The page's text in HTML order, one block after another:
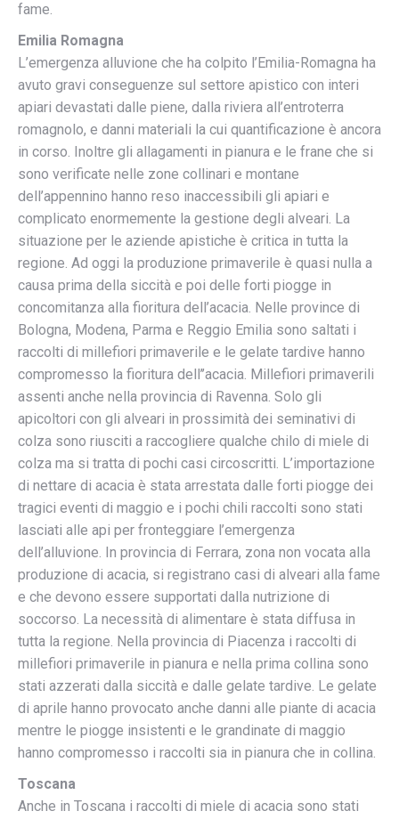
fame.
Emilia Romagna
L’emergenza alluvione che ha colpito l’Emilia-Romagna ha
avuto gravi conseguenze sul settore apistico con interi
apiari devastati dalle piene, dalla riviera all’entroterra
romagnolo, e danni materiali la cui quantificazione è ancora
in corso. Inoltre gli allagamenti in pianura e le frane che si
sono verificate nelle zone collinari e montane
dell’appennino hanno reso inaccessibili gli apiari e
complicato enormemente la gestione degli alveari. La
situazione per le aziende apistiche è critica in tutta la
regione. Ad oggi la produzione primaverile è quasi nulla a
causa prima della siccità e poi delle forti piogge in
concomitanza alla fioritura dell’acacia. Nelle province di
Bologna, Modena, Parma e Reggio Emilia sono saltati i
raccolti di millefiori primaverile e le gelate tardive hanno
compromesso la fioritura dell’’acacia. Millefiori primaverili
assenti anche nella provincia di Ravenna. Solo gli
apicoltori con gli alveari in prossimità dei seminativi di
colza sono riusciti a raccogliere qualche chilo di miele di
colza ma si tratta di pochi casi circoscritti. L’importazione
di nettare di acacia è stata arrestata dalle forti piogge dei
tragici eventi di maggio e i pochi chili raccolti sono stati
lasciati alle api per fronteggiare l’emergenza
dell’alluvione. In provincia di Ferrara, zona non vocata alla
produzione di acacia, si registrano casi di alveari alla fame
e che devono essere supportati dalla nutrizione di
soccorso. La necessità di alimentare è stata diffusa in
tutta la regione. Nella provincia di Piacenza i raccolti di
millefiori primaverile in pianura e nella prima collina sono
stati azzerati dalla siccità e dalle gelate tardive. Le gelate
di aprile hanno provocato anche danni alle piante di acacia
mentre le piogge insistenti e le grandinate di maggio
hanno compromesso i raccolti sia in pianura che in collina.
Toscana
Anche in Toscana i raccolti di miele di acacia sono stati